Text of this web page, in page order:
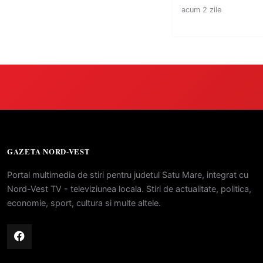
acum 2 zile
GAZETA NORD-VEST
Portal multimedia de stiri pentru judetul Satu Mare, integrat cu
Nord-Vest TV - televiziunea locala. Stiri de actualitate, politica,
economie, sport, cultura si multe altele.